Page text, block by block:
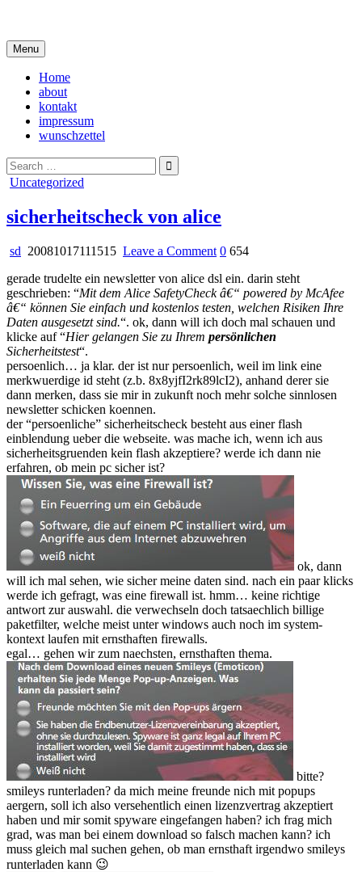
content
Menu
Home
about
kontakt
impressum
wunschzettel
Search
for:
Posted
Uncategorized
sicherheitscheck von alice
sd 20081017111515 Leave a Commenton
von
alice
0 654
gerade trudelte ein newsletter von alice dsl ein. darin steht
geschrieben: “Mit dem Alice SafetyCheck â€“ powered by McAfee
â€“ können Sie einfach und kostenlos testen, welchen Risiken Ihre
Daten ausgesetzt sind.“. ok, dann will ich doch mal schauen und
klicke auf “Hier gelangen Sie zu Ihrem persönlichen
Sicherheitstest“.
persoenlich… ja klar. der ist nur persoenlich, weil im link eine
merkwuerdige id steht (z.b. 8x8yjfI2rk89lcI2), anhand derer sie
dann merken, dass sie mir in zukunft noch mehr solche sinnlosen
newsletter schicken koennen.
der “persoenliche” sicherheitscheck besteht aus einer flash
einblendung ueber die webseite. was mache ich, wenn ich aus
sicherheitsgruenden kein flash akzeptiere? werde ich dann nie
erfahren, ob mein pc sicher ist?
ok, dann
will ich mal sehen, wie sicher meine daten sind. nach ein paar klicks
werde ich gefragt, was eine firewall ist. hmm… keine richtige
antwort zur auswahl. die verwechseln doch tatsaechlich billige
paketfilter, welche meist unter windows auch noch im system-
kontext laufen mit ernsthaften firewalls.
egal… gehen wir zum naechsten, ernsthaften thema.
bitte?
smileys runterladen? da mich meine freunde nich mit popups
aergern, soll ich also versehentlich einen lizenzvertrag akzeptiert
haben und mir somit spyware eingefangen haben? ich frag mich
grad, was man bei einem download so falsch machen kann? ich
muss gleich mal suchen gehen, ob man ernsthaft irgendwo smileys
runterladen kann 😉